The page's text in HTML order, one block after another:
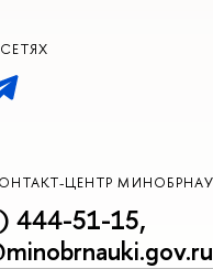
ЦЕНТР
444-51-15,